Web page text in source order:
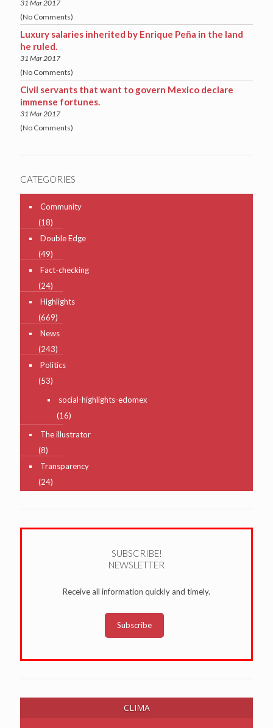
31 Mar 2017
(No Comments)
Luxury salaries inherited by Enrique Peña in the land
he ruled.
31 Mar 2017
(No Comments)
Civil servants that want to govern Mexico declare
immense fortunes.
31 Mar 2017
(No Comments)
CATEGORIES
Community
(18)
Double Edge
(49)
Fact-checking
(24)
Highlights
(669)
News
(243)
Politics
(53)
social-highlights-edomex
(16)
The illustrator
(8)
Transparency
(24)
SUBSCRIBE!
NEWSLETTER
Receive all information quickly and timely.
Subscribe
CLIMA